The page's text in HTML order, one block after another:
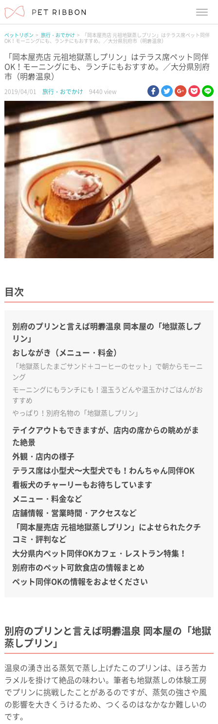
ペットリボン 旅行・おでかけ
「岡本屋売店 元祖地獄蒸しプリン」はテラス席ペット同伴
OK！モーニングにも、ランチにもおすすめ。／大分県別府市（明礬温泉）
「岡本屋売店 元祖地獄蒸しプリン」はテラス席ペット同伴
OK！モーニングにも、ランチにもおすすめ。／大分県別府
市（明礬温泉）
2019/04/01 旅行・おでかけ 9440 view facebook
twittergoogle
目次
別府のプリンと言えば明礬温泉 岡本屋の「地獄蒸しプ
リン」
おしながき（メニュー・料金）
「地獄蒸したまごサンド＋コーヒーのセット」で朝からモーニ
ング
モーニングにもランチにも！温玉うどんや温玉かけごはんがお
すすめ
やっぱり！別府名物の「地獄蒸しプリン」
テイクアウトもできますが、店内の席からの眺めがま
た絶景
外観・店内の様子
テラス席は小型犬〜大型犬でも！わんちゃん同伴OK
看板犬のチャーリーもお待ちしています
メニュー・料金など
店舗情報・営業時間・アクセスなど
「岡本屋売店 元祖地獄蒸しプリン」によせられたクチ
コミ・評判など
大分県内ペット同伴OKカフェ・レストラン特集！
別府市のペット可飲食店の情報まとめ
ペット同伴OKの情報をおよせください
別府のプリンと言えば明礬温泉 岡本屋の「地獄
蒸しプリン」
温泉の湧き出る蒸気で蒸し上げたこのプリンは、ほろ苦カ
ラメルを掛けて絶品の味わい。筆者も地獄蒸しの体験工房
でプリンに挑戦したことがあるのですが、蒸気の強さや風
の影響を大きくうけるため、つくるのはなかなか難しいの
です。